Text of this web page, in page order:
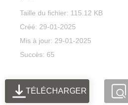
Taille du fichier: 115.12 KB
Créé: 29-01-2025
Mis à jour: 29-01-2025
Succès: 65
TÉLÉCHARGER